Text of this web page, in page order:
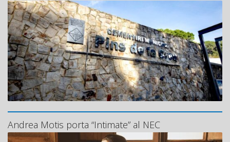
Andrea Motis porta “Intimate” al NEC